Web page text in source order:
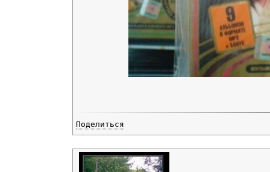
Поделиться